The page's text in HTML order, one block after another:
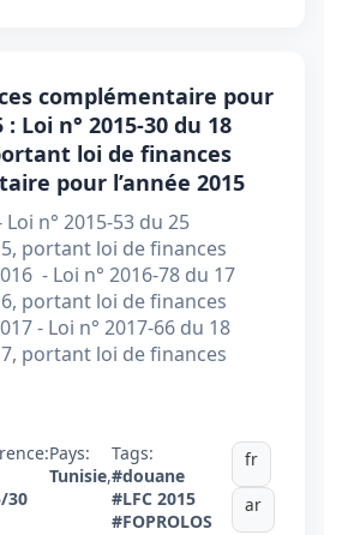
complémentaire pour
: Loi n° 2015-30 du 18
loi de finances
pour l’année 2015
n° 2015-53 du 25
portant loi de finances
- Loi n° 2016-78 du 17
portant loi de finances
- Loi n° 2017-66 du 18
portant loi de finances
30
Pays:
Tunisie,
Tags:
#douane
#LFC 2015
#FOPROLOS
fr
ar